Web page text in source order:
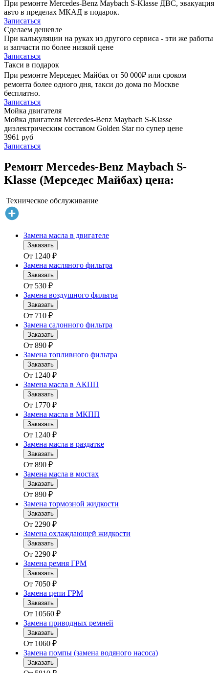
При ремонте Mercedes-Benz Maybach S-Klasse ДВС, эвакуация
авто в пределах МКАД в подарок.
Записаться
Сделаем дешевле
При калькуляции на руках из другого сервиса - эти же работы
и запчасти по более низкой цене
Записаться
Такси в подарок
При ремонте Мерседес Майбах от 50 000₽ или сроком
ремонта более одного дня, такси до дома по Москве
бесплатно.
Записаться
Мойка двигателя
Мойка двигателя Mercedes-Benz Maybach S-Klasse
диэлектрическим составом Golden Star по супер цене
3961 руб
Записаться
Ремонт Mercedes-Benz Maybach S-
Klasse (Мерседес Майбах) цена:
Техническое обслуживание
Замена масла в двигателе
Заказать
От 1240 ₽
Замена масляного фильтра
Заказать
От 530 ₽
Замена воздушного фильтра
Заказать
От 710 ₽
Замена салонного фильтра
Заказать
От 890 ₽
Замена топливного фильтра
Заказать
От 1240 ₽
Замена масла в АКПП
Заказать
От 1770 ₽
Замена масла в МКПП
Заказать
От 1240 ₽
Замена масла в раздатке
Заказать
От 890 ₽
Замена масла в мостах
Заказать
От 890 ₽
Замена тормозной жидкости
Заказать
От 2290 ₽
Замена охлаждающей жидкости
Заказать
От 2290 ₽
Замена ремня ГРМ
Заказать
От 7050 ₽
Замена цепи ГРМ
Заказать
От 10560 ₽
Замена приводных ремней
Заказать
От 1060 ₽
Замена помпы (замена водяного насоса)
Заказать